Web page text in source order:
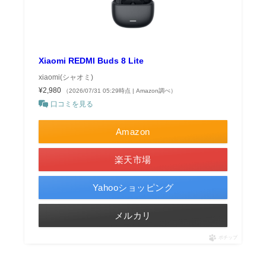
Xiaomi REDMI Buds 8 Lite
xiaomi(シャオミ)
¥2,980
（2026/07/31 05:29時点 | Amazon調べ）
口コミを見る
Amazon
楽天市場
Yahooショッピング
メルカリ
ポチップ